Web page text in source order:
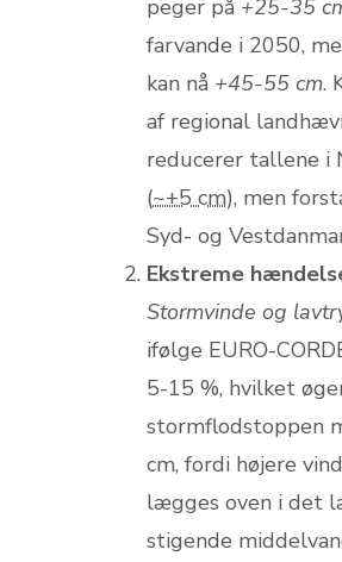
peger på +25-35
farvande i 2050,
kan nå +45-55 cm.
af regional
reducerer tallene i
(~+5 cm), men
Syd- og
Ekstreme
Stormvinde og
ifølge EURO-
5-15 %, hvilket
stormflodstoppen
cm, fordi højere
lægges oven i det
stigende